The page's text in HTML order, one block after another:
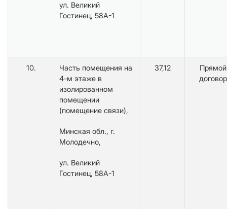
ул. Великий
Гостинец, 58А-1
10.
Часть помещения на
4-м этаже в
изолированном
помещении
(помещение связи),
Минская обл., г.
Молодечно,
ул. Великий
Гостинец, 58А-1
37,12
Прямой
договор